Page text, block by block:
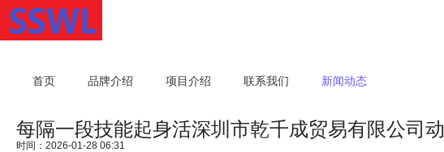
首页 品牌介绍 项目介绍 联系我们 新闻动态
每隔一段技能起身活深圳市乾千成贸易有限公司动
时间：2026-01-28 06:31